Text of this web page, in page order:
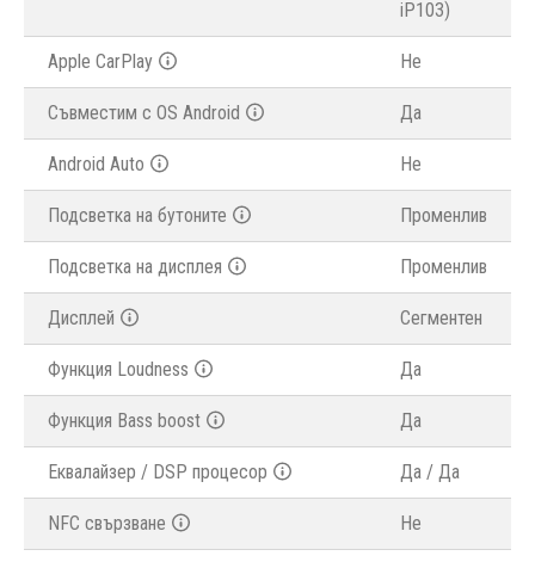
iP103)
Apple CarPlay Не
Съвместим с OS Android Да
Android Auto Не
Подсветка на бутоните Променлив
Подсветка на дисплея Променлив
Дисплей Сегментен
Функция Loudness Да
Функция Bass boost Да
Еквалайзер / DSP процесор Да / Да
NFC свързване Не